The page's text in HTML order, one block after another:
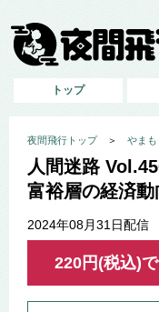
トップ
夜間飛行トップ＞ やまも
人間迷路
富裕層の経済
2024年08月31日配信
220円(税込)